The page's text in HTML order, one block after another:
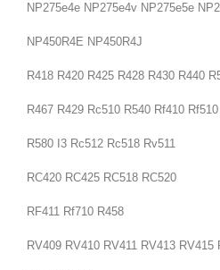
NP275e4e NP275e4v NP275e5e
NP450R4E NP450R4J
R418 R420 R425 R428 R430 R440
R467 R429 Rc510 R540 Rf410 Rf510
R580 I3 Rc512 Rc518 Rv511
RC420 RC425 RC518 RC520
RF411 Rf710 R458
RV409 RV410 RV411 RV413 RV415